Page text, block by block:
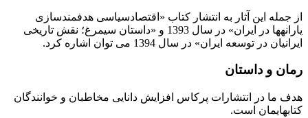
از جمله این آثار به انتشار کتاب «اقتصادسیاسی هدفمندسازی
یارانه‏‎ها در ایران» در سال 1393 و «داستان سی‏مرغ؛ نقش تاریخی
ایرانیان در توسعه ایران» در سال 1394 می توان اشاره کرد.
رمان و داستان
هدف ما در انتشارات پرکاس افزایش دانایی مخاطبان و خوانندگان
کتاب‎هایمان است.